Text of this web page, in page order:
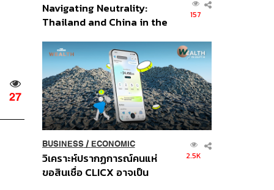
27
Navigating Neutrality:
Thailand and China in the
Order
157
BUSINESS/ ECONOMIC
วิเคราะห์ปรากฏการณ์คนแห่
ขอสินเชื่อ CLICX อาจเป็น
2.5K